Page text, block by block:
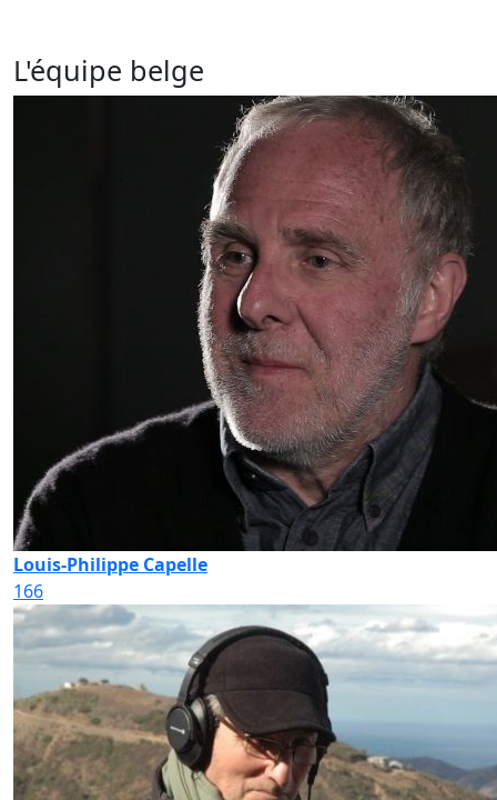
L'équipe belge
Louis-Philippe Capelle
166